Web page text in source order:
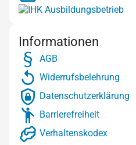
Informationen
AGB
Widerrufsbelehrung
Datenschutzerklärung
Barrierefreiheit
Verhaltenskodex